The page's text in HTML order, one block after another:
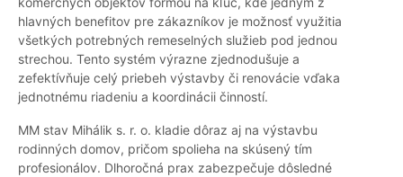
hlavných benefitov pre zákazníkov je možnosť využitia
všetkých potrebných remeselných služieb pod jednou
strechou. Tento systém výrazne zjednodušuje a
zefektívňuje celý priebeh výstavby či renovácie vďaka
jednotnému riadeniu a koordinácii činností.
MM stav Mihálik s. r. o. kladie dôraz aj na výstavbu
rodinných domov, pričom spolieha na skúsený tím
profesionálov. Dlhoročná prax zabezpečuje dôsledné